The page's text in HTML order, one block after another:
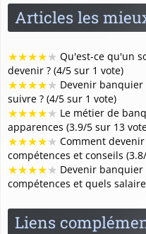
Articles les
★★★★★ Qu'est-ce qu'un
devenir ? (4/5 sur 1 vote)
★★★★★ Devenir
suivre ? (4/5 sur 1 vote)
★★★★★ Le métier de
apparences (3.9/5 sur 13
★★★★★ Comment
compétences et conseils
★★★★★ Devenir banquier
compétences et quels
Liens